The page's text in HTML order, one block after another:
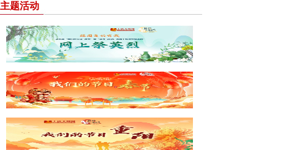
主题活动